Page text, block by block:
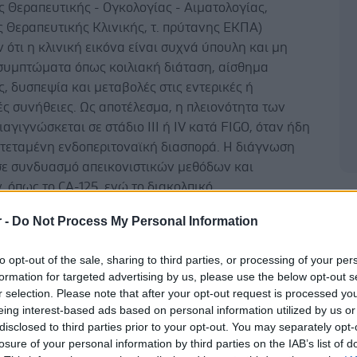
- Do Not Process My Personal Information
opt-out of the sale, sharing to third parties, or processing of your
for targeted advertising by us, please use the below opt-out
selection. Please note that after your opt-out request is processed
interest-based ads based on personal information utilized by us
to third parties prior to your opt-out. You may separately
of your personal information by third parties on the IAB’s list of
Θεραπευτικής - Ογκολογίας - Αιματολογίας,
Θεραπευτικής Κλινικής, τ. πρύτανης ΕΚΠΑ)
η κλινική εικόνα είναι συχνά ύπουλη και μη
όπως κοιλιακή διάταση, αίσθημα
δυσπεψία και μεταβολές στις εντερικές ή
συνήθειες. Ως αποτέλεσμα, η πλειονότητα των
σε στάδιο III ή IV κατά FIGO, όταν ήδη
ενδοπεριτοναϊκή διασπορά. Η διάγνωση
συνδυασμό απεικονιστικών μεθόδων και
όπως το CA-125, ενώ το διακολπικό
ρόλο των γενετικών παραγόντων. Μεταλλάξεις στα
και BRCA2 αυξάνουν σημαντικά τον κίνδυνο
καρκίνου των ωοθηκών, ενώ σχετίζονται και με
σε στοχευμένες θεραπείες. Παράλληλα, το
συνδέεται με συγκεκριμένους ιστολογικούς